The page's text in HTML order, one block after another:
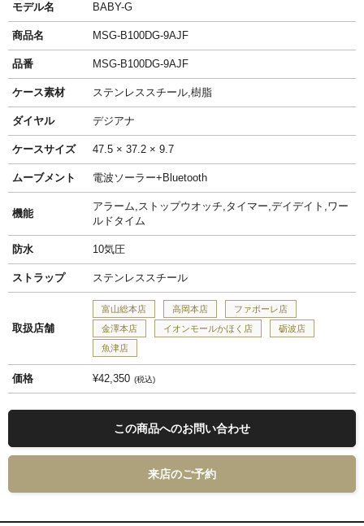
モデル名 BABY-G
商品名 MSG-B100DG-9AJF
品番 MSG-B100DG-9AJF
ケース素材 ステンレススチール,樹脂
ダイヤル デジアナ
ケースサイズ 47.5 × 37.2 × 9.7
ムーブメント 電波ソーラー+Bluetooth
機能
アラーム,ストップウオッチ,タイマー,デイデイト,ワー
ルドタイム
防水 10気圧
ストラップ ステンレススチール
取扱店舗
富山総本店 高岡本店
ファボーレ店
金澤本店
イオンモールかほく店
砺波店
魚津店
価格 ¥42,350 税込
この商品へのお問い合わせ
来店のご予約